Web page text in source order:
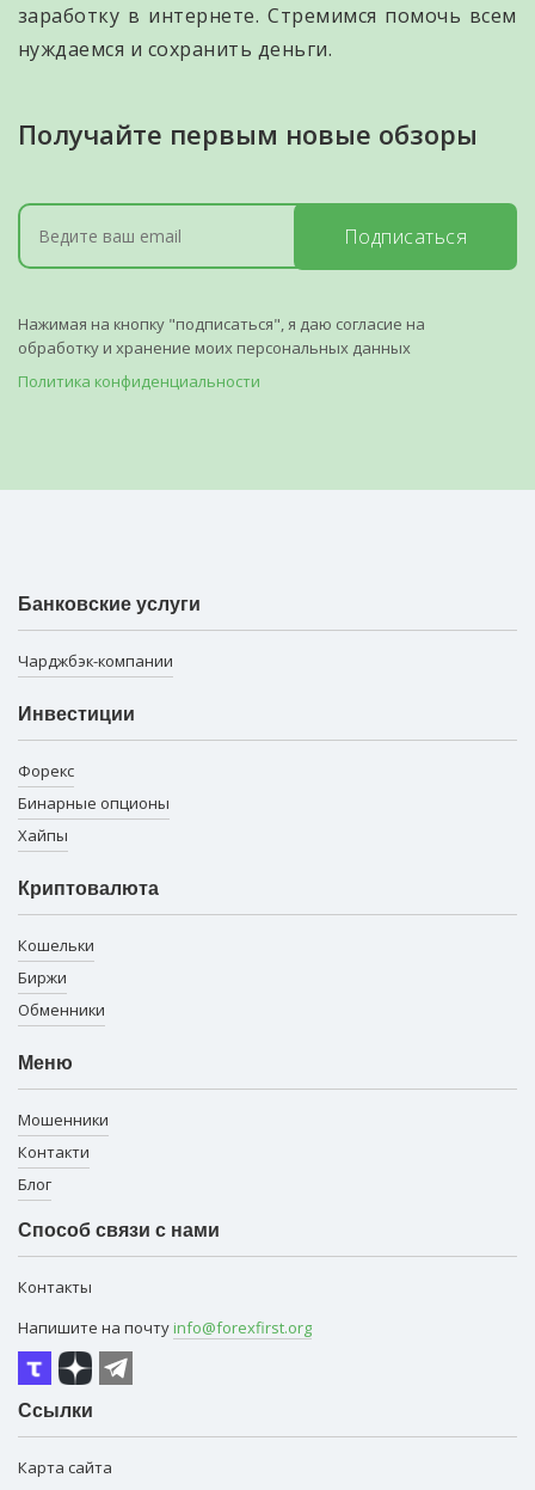
заработку в интернете. Стремимся помочь всем
нуждаемся и сохранить деньги.
Получайте первым новые обзоры
Подписаться
Нажимая на кнопку "подписаться", я даю согласие на
обработку и хранение моих персональных данных
Политика конфиденциальности
Банковские услуги
Чарджбэк-компании
Инвестиции
Форекс
Бинарные опционы
Хайпы
Криптовалюта
Кошельки
Биржи
Обменники
Меню
Мошенники
Контакти
Блог
Способ связи с нами
Контакты
Напишите на почту info@forexfirst.org
Ссылки
Карта сайта